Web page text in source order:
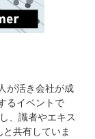
が活き会社が成
るイベントで
、識者やエキス
共有していま